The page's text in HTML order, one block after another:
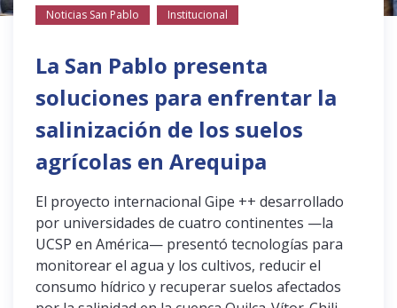
Noticias San Pablo Institucional
La San Pablo presenta
soluciones para enfrentar la
salinización de los suelos
agrícolas en Arequipa
El proyecto internacional Gipe ++ desarrollado
por universidades de cuatro continentes —la
UCSP en América— presentó tecnologías para
monitorear el agua y los cultivos, reducir el
consumo hídrico y recuperar suelos afectados